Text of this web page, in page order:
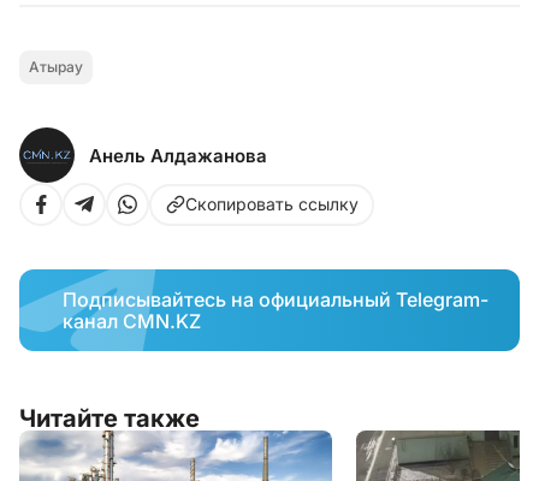
Атырау
Анель Алдажанова
Скопировать ссылку
Подписывайтесь на официальный Telegram-
канал CMN.KZ
Читайте также